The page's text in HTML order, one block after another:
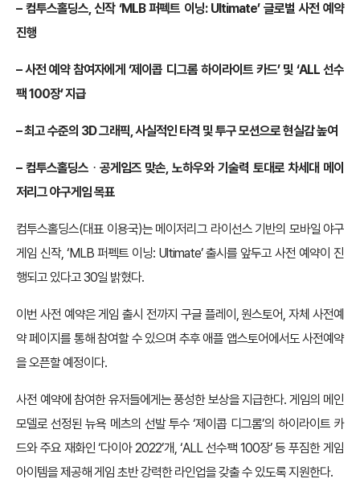
– 컴투스홀딩스, 신작 ‘MLB 퍼펙트 이닝: Ultimate’ 글로벌 사전 예약
진행
– 사전 예약 참여자에게 ‘제이콥 디그롬 하이라이트 카드’ 및 ‘ALL 선수
팩 100장’ 지급
– 최고 수준의 3D 그래픽, 사실적인 타격 및 투구 모션으로 현실감 높여
– 컴투스홀딩스ᆞ공게임즈 맞손, 노하우와 기술력 토대로 차세대 메이
저리그 야구게임 목표
컴투스홀딩스(대표 이용국)는 메이저리그 라이선스 기반의 모바일 야구
게임 신작, ‘MLB 퍼펙트 이닝: Ultimate’ 출시를 앞두고 사전 예약이 진
행되고 있다고 30일 밝혔다.
이번 사전 예약은 게임 출시 전까지 구글 플레이, 원스토어, 자체 사전예
약 페이지를 통해 참여할 수 있으며 추후 애플 앱스토어에서도 사전예약
을 오픈할 예정이다.
사전 예약에 참여한 유저들에게는 풍성한 보상을 지급한다. 게임의 메인
모델로 선정된 뉴욕 메츠의 선발 투수 ‘제이콥 디그롬’의 하이라이트 카
드와 주요 재화인 ‘다이아 2022’개, ‘ALL 선수팩 100장’ 등 푸짐한 게임
아이템을 제공해 게임 초반 강력한 라인업을 갖출 수 있도록 지원한다.